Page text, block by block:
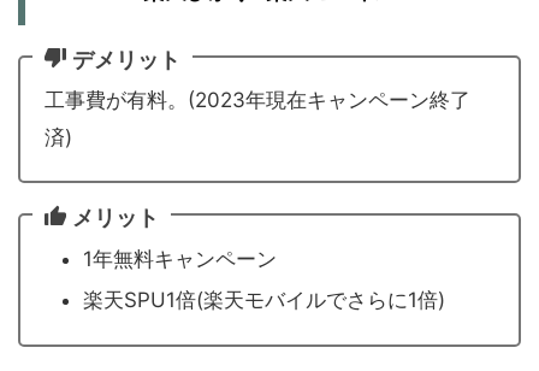
デメリット
工事費が有料。(2023年現在キャンペーン終了
済)
メリット
1年無料キャンペーン
楽天SPU1倍(楽天モバイルでさらに1倍)